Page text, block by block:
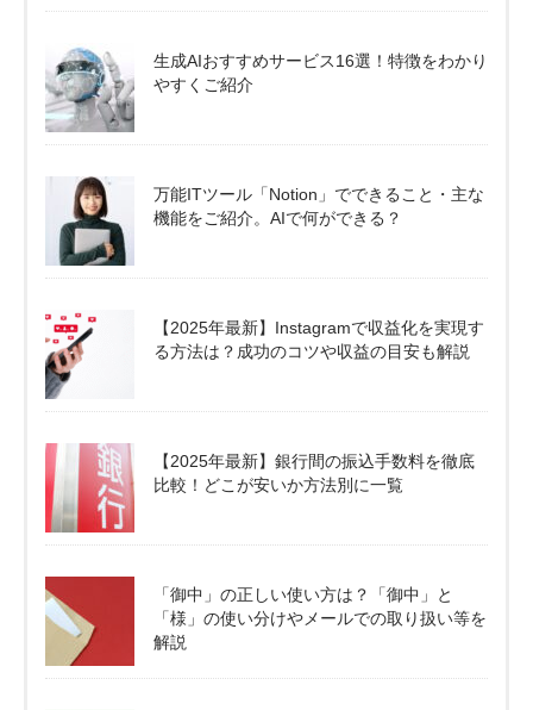
生成AIおすすめサービス16選！特徴をわかり
やすくご紹介
万能ITツール「Notion」でできること・主な
機能をご紹介。AIで何ができる？
【2025年最新】Instagramで収益化を実現す
る方法は？成功のコツや収益の目安も解説
【2025年最新】銀行間の振込手数料を徹底
比較！どこが安いか方法別に一覧
「御中」の正しい使い方は？「御中」と
「様」の使い分けやメールでの取り扱い等を
解説